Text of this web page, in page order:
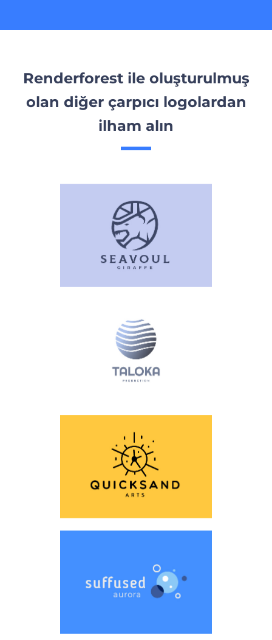
Renderforest ile oluşturulmuş
olan diğer çarpıcı logolardan
ilham alın